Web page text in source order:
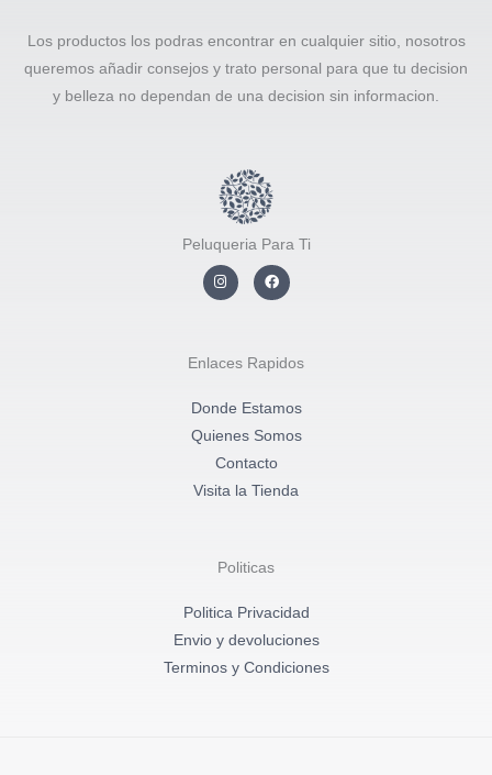
Los productos los podras encontrar en cualquier sitio, nosotros
queremos añadir consejos y trato personal para que tu decision
y belleza no dependan de una decision sin informacion.
Peluqueria Para Ti
I
n
s
a
F
a
c
o
k
Enlaces Rapidos
Donde Estamos
Quienes Somos
Contacto
Visita la Tienda
Politicas
Politica Privacidad
Envio y devoluciones
Terminos y Condiciones